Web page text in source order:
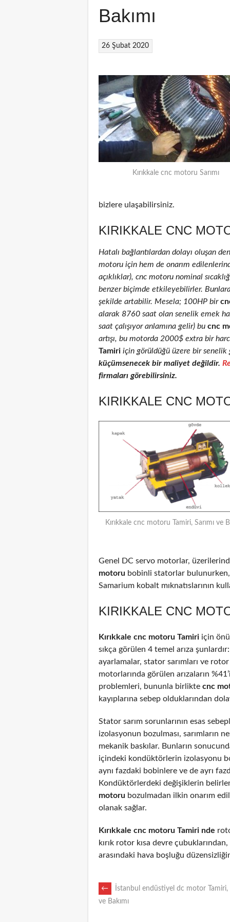
Bakımı
26 Şubat 2020
Kırıkkale cnc motoru Sarımı
bizlere ulaşabilirsiniz.
KIRIKKALE CNC
Hatalı bağlantılardan dolayı oluşan
motoru için hem de onarım
açıklıklar), cnc motoru nominal
benzer biçimde etkileyebilirler.
şekilde artabilir. Mesela; 100HP bir
alarak 8760 saat olan senelik emek
saat çalışıyor anlamına gelir) bu cnc
artışı, bu motorda 2000$ extra bir
Tamiri için görüldüğü üzere bir senelik
küçümsenecek bir maliyet değildir.
firmaları görebilirsiniz.
KIRIKKALE CNC
Kırıkkale cnc motoru Tamiri, Sarımı ve
Genel DC servo motorlar,
motoru bobinli statorlar bulunurken,
Samarium kobalt mıknatıslarının
KIRIKKALE CNC
Kırıkkale cnc motoru Tamiri için
sıkça görülen 4 temel arıza
ayarlamalar, stator sarımları ve
motorlarında görülen arızaların
problemleri, bununla birlikte cnc
kayıplarına sebep olduklarından
Stator sarım sorunlarının esas
izolasyonun bozulması, sarımların
mekanik baskılar. Bunların
içindeki kondüktörlerin izolasyonu
aynı fazdaki bobinlere ve de ayrı
Kondüktörlerdeki değişiklerin
motoru bozulmadan ilkin onarım
olanak sağlar.
Kırıkkale cnc motoru Tamiri nde
kırık rotor kısa devre
arasındaki hava boşluğu
POST
←
İstanbul endüstiyel dc motor Tamiri,
ve Bakımı